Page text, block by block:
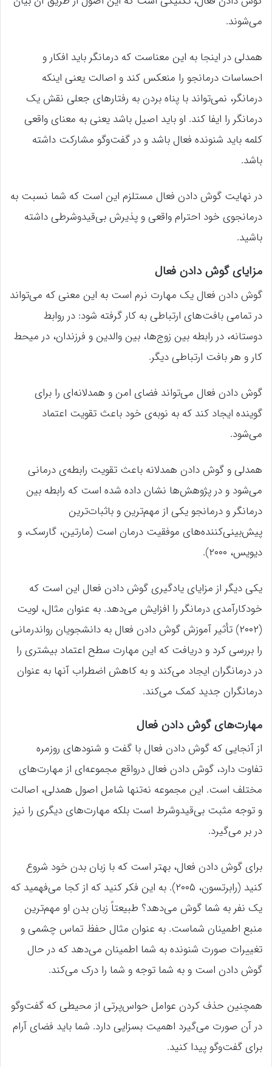
می‌شوند.
همدلی در اینجا به این معناست که درمانگر باید افکار و
احساسات درمانجو را منعکس کند و اصالت یعنی اینکه
درمانگر، نمی‌تواند با پناه بردن به رفتارهای جعلی نقش یک
درمانگر را ایفا کند. او باید اصیل باشد یعنی به معنای واقعی
کلمه باید شنونده فعال باشد و در گفت‌وگو مشارکت داشته
باشد.
در نهایت گوش دادن فعال مستلزم این است که شما نسبت به
درمانجوی خود احترام واقعی و پذیرش بی‌قیدوشرطی داشته
باشید.
مزایای گوش دادن فعال
گوش دادن فعال یک مهارت نرم است به این معنی که می‌تواند
در تمامی بافت‌های ارتباطی به کار گرفته شود: در روابط
دوستانه، در رابطه بین زوج‌ها، بین والدین و فرزندان، در میحط
کار و هر بافت ارتباطی دیگر.
گوش دادن فعال می‌تواند فضای امن و همدلانه‌ای را برای
گوینده ایجاد کند که به نوبه‌ی خود باعث تقویت اعتماد
می‌شود.
همدلی و گوش دادن همدلانه باعث تقویت رابطه‌ی درمانی
می‌شود و در پژوهش‌ها نشان داده شده است که رابطه بین
درمانگر و درمانجو یکی از مهم‌ترین و باثبات‌ترین
پیش‌بینی‌کننده‌های موفقیت درمان است (مارتین، گارسک، و
دیویس، ۲۰۰۰).
یکی دیگر از مزایای یادگیری گوش دادن فعال این است که
خودکارآمدی درمانگر را افزایش می‌دهد. به عنوان مثال، لویت
(۲۰۰۲) تأثیر آموزش گوش دادن فعال به دانشجویان رواندرمانی
را بررسی کرد و دریافت که این مهارت سطح اعتماد بیشتری را
در درمانگران ایجاد می‌کند و به کاهش اضطراب آنها به عنوان
درمانگران جدید کمک می‌کند.
مهارت‌های گوش دادن فعال
از آنجایی که گوش دادن فعال با گفت و شنودهای روزمره
تفاوت دارد، گوش دادن فعال درواقع مجموعه‌ای از مهارت‌های
مختلف است. این مجموعه نه‌تنها شامل اصول همدلی، اصالت
و توجه مثبت بی‌قیدوشرط است بلکه مهارت‌های دیگری را نیز
در بر می‌گیرد.
برای گوش دادن فعال، بهتر است که با زبان بدن خود شروع
کنید (رابرتسون، ۲۰۰۵). به این فکر کنید که از کجا می‌فهمید که
یک نفر به شما گوش می‌دهد؟ طبیعتاً زبان بدن او مهم‌ترین
منبع اطمینان شماست. به عنوان مثال حفظ تماس چشمی و
تغییرات صورت شنونده به شما اطمینان می‌دهد که در حال
گوش دادن است و به شما توجه و شما را درک می‌کند.
همچنین حذف کردن عوامل حواس‌پرتی از محیطی که گفت‌وگو
در آن صورت می‌گیرد اهمیت بسزایی دارد. شما باید فضای آرام
برای گفت‌وگو پیدا کنید.